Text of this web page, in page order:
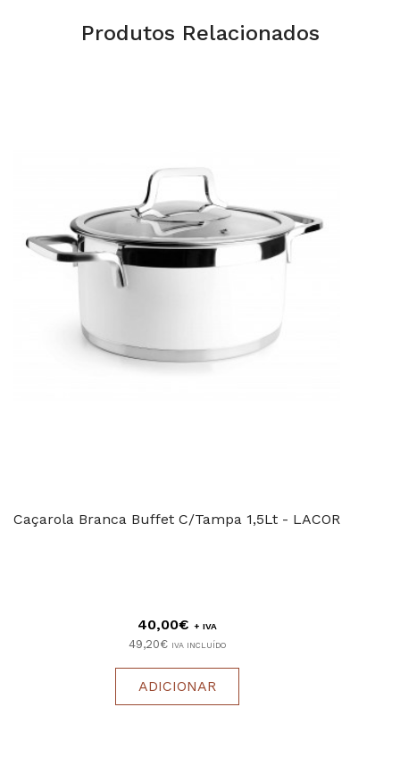
Produtos Relacionados
Caçarola Branca Buffet C/Tampa 1,5Lt - LACOR
40,00€ + IVA
49,20€ IVA INCLUÍDO
ADICIONAR